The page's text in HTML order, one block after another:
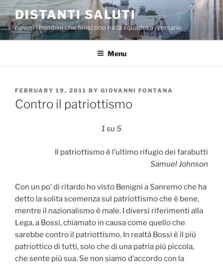
Skip
to
content
DISTANTI SALUTI
poveri i bambini che finiscono nella squadra avversaria
Menu
POSTED
ON
FEBRUARY 19, 2011 BY GIOVANNI FONTANA
Contro il patriottismo
1 su 5
Il patriottismo è l’ultimo rifugio dei farabutti
Samuel Johnson
Con un po’ di ritardo ho visto Benigni a Sanremo che ha
detto la solita scemenza sul patriottismo che è bene,
mentre il nazionalismo è male. I diversi riferimenti alla
Lega, a Bossi, chiamato in causa come quello che
sarebbe contro il patriottismo. In realtà Bossi è il più
patriottico di tutti, solo che di una patria più piccola,
che sente più sua. Se non siamo d’accordo con la